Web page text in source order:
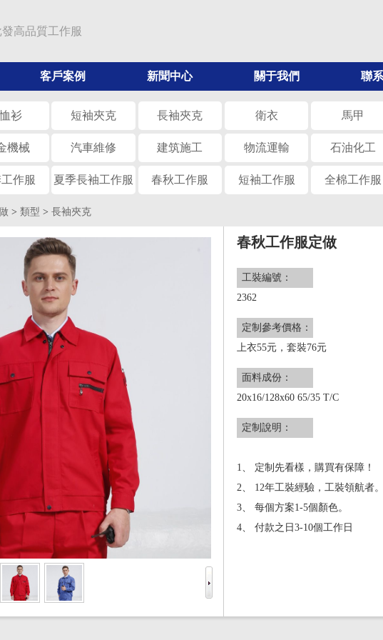
高品質工作服
客戶案例 新聞中心 關于我們 聯
衫 短袖夾克 長袖夾克 衛衣 馬甲
機械 汽車維修 建筑施工 物流運輸 石油化工
作服 夏季長袖工作服 春秋工作服 短袖工作服 全棉工作服
> 類型 > 長袖夾克
春秋工作服定做
工裝編號：
2362
定制參考價格：
上衣55元，套裝76元
面料成份：
20x16/128x60 65/35 T/C
定制說明：
1、 定制先看樣，購買有保障！
2、 12年工裝經驗，工裝領航者
3、 每個方案1-5個顏色。
4、 付款之日3-10個工作日